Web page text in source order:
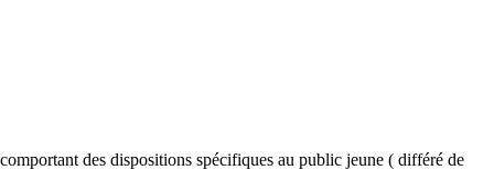
des dispositions spécifiques au public jeune ( différé de